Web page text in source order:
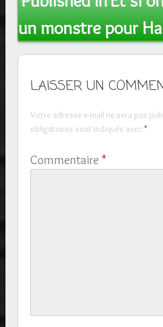
navigation
un monstre pour
LAISSER UN
Votre adresse e-mail ne sera pas
obligatoires sont indiqués avec *
Commentaire *